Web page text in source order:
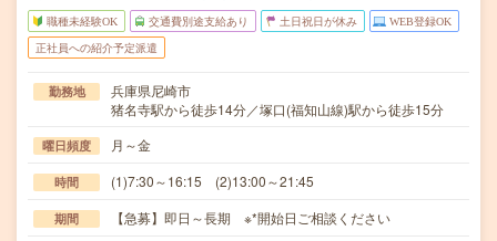
職種未経験OK 交通費別途支給あり 土日祝日が休み WEB登録OK
正社員への紹介予定派遣
勤務地
兵庫県尼崎市
猪名寺駅から徒歩14分／塚口(福知山線)駅から徒歩15分
曜日頻度 月～金
時間 (1)7:30～16:15 (2)13:00～21:45
期間 【急募】即日～長期 ※*開始日ご相談ください